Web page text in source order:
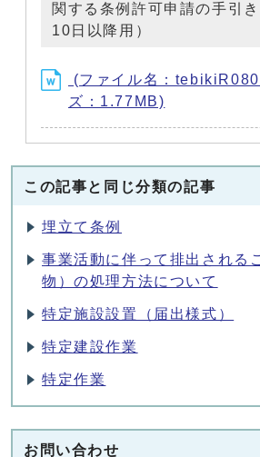
関する条例許可申請の手引
10日以降用）
(ファイル名：
ズ：1.77MB)
この記事と同じ分類の記事
埋立て条例
事業活動に伴って排出される
物）の処理方法について
特定施設設置（届出様式）
特定建設作業
特定作業
お問い合わせ